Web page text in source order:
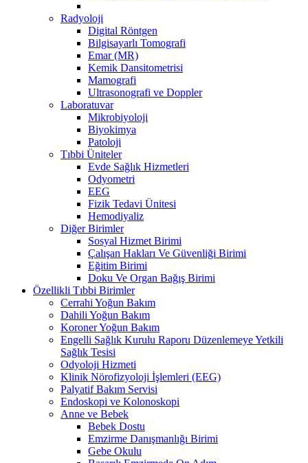
Radyoloji
Digital Röntgen
Bilgisayarlı Tomografi
Emar (MR)
Kemik Dansitometrisi
Mamografi
Ultrasonografi ve Doppler
Laboratuvar
Mikrobiyoloji
Biyokimya
Patoloji
Tıbbi Üniteler
Evde Sağlık Hizmetleri
Odyometri
EEG
Fizik Tedavi Ünitesi
Hemodiyaliz
Diğer Birimler
Sosyal Hizmet Birimi
Çalışan Hakları Ve Güvenliği Birimi
Eğitim Birimi
Doku Ve Organ Bağış Birimi
Özellikli Tıbbi Birimler
Cerrahi Yoğun Bakım
Dahili Yoğun Bakım
Koroner Yoğun Bakım
Engelli Sağlık Kurulu Raporu Düzenlemeye Yetkili
Sağlık Tesisi
Odyoloji Hizmeti
Klinik Nörofizyoloji İşlemleri (EEG)
Palyatif Bakım Servisi
Endoskopi ve Kolonoskopi
Anne ve Bebek
Bebek Dostu
Emzirme Danışmanlığı Birimi
Gebe Okulu